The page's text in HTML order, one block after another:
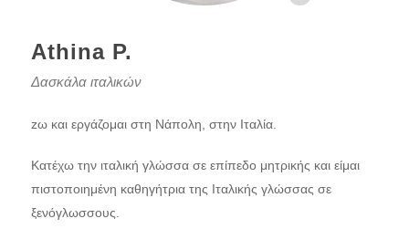
Athina P.
Δασκάλα ιταλικών
zω και εργάζομαι στη Νάπολη, στην Ιταλία.
Κατέχω την ιταλική γλώσσα σε επίπεδο μητρικής και είμαι
πιστοποιημένη καθηγήτρια της Ιταλικής γλώσσας σε
ξενόγλωσσους.